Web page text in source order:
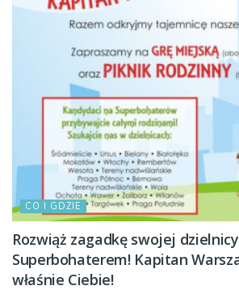
CO I GDZIE
Rozwiąż zagadkę swojej
Superbohaterem! Kapitan
właśnie Ciebie!